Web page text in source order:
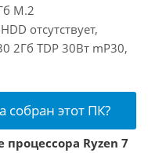
M.2
отсутствует,
2Гб TDP 30Вт mP30,
собран этот ПК?
процессора Ryzen 7